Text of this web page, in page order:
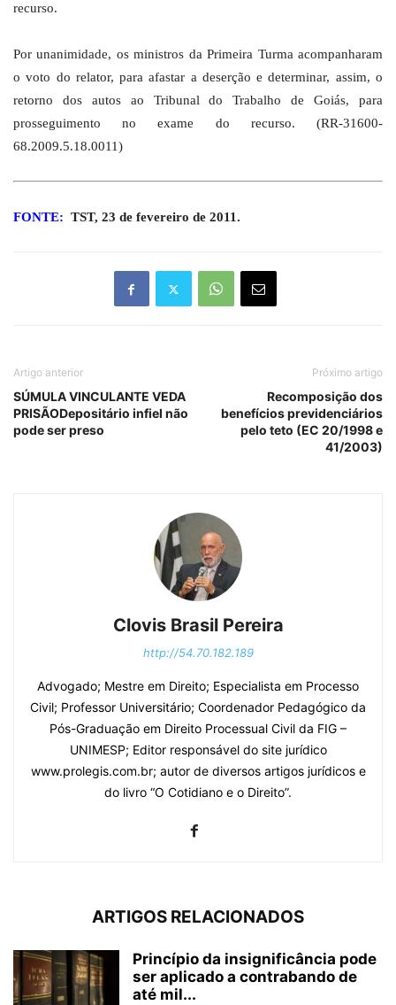
recurso.
Por unanimidade, os ministros da Primeira Turma acompanharam
o voto do relator, para afastar a deserção e determinar, assim, o
retorno dos autos ao Tribunal do Trabalho de Goiás, para
prosseguimento no exame do recurso. (RR-31600-
68.2009.5.18.0011)
FONTE: TST, 23 de fevereiro de 2011.
Artigo anterior
SÚMULA VINCULANTE VEDA
PRISÃODepositário infiel não
pode ser preso
Próximo artigo
Recomposição dos
benefícios previdenciários
pelo teto (EC 20/1998 e
41/2003)
Clovis Brasil Pereira
http://54.70.182.189
Advogado; Mestre em Direito; Especialista em Processo
Civil; Professor Universitário; Coordenador Pedagógico da
Pós-Graduação em Direito Processual Civil da FIG –
UNIMESP; Editor responsável do site jurídico
www.prolegis.com.br; autor de diversos artigos jurídicos e
do livro “O Cotidiano e o Direito”.
ARTIGOS RELACIONADOS
Princípio da insignificância pode
ser aplicado a contrabando de
até mil...